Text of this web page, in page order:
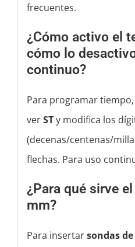
frecuentes.
¿Cómo activo el
cómo lo
continuo?
Para programar
verSTy modifica los
(decenas/centenas/
flechas. Para uso
¿Para qué sirve
mm?
Para insertarsondas